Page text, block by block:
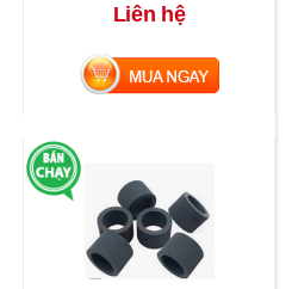
Liên hệ
MUA NGAY